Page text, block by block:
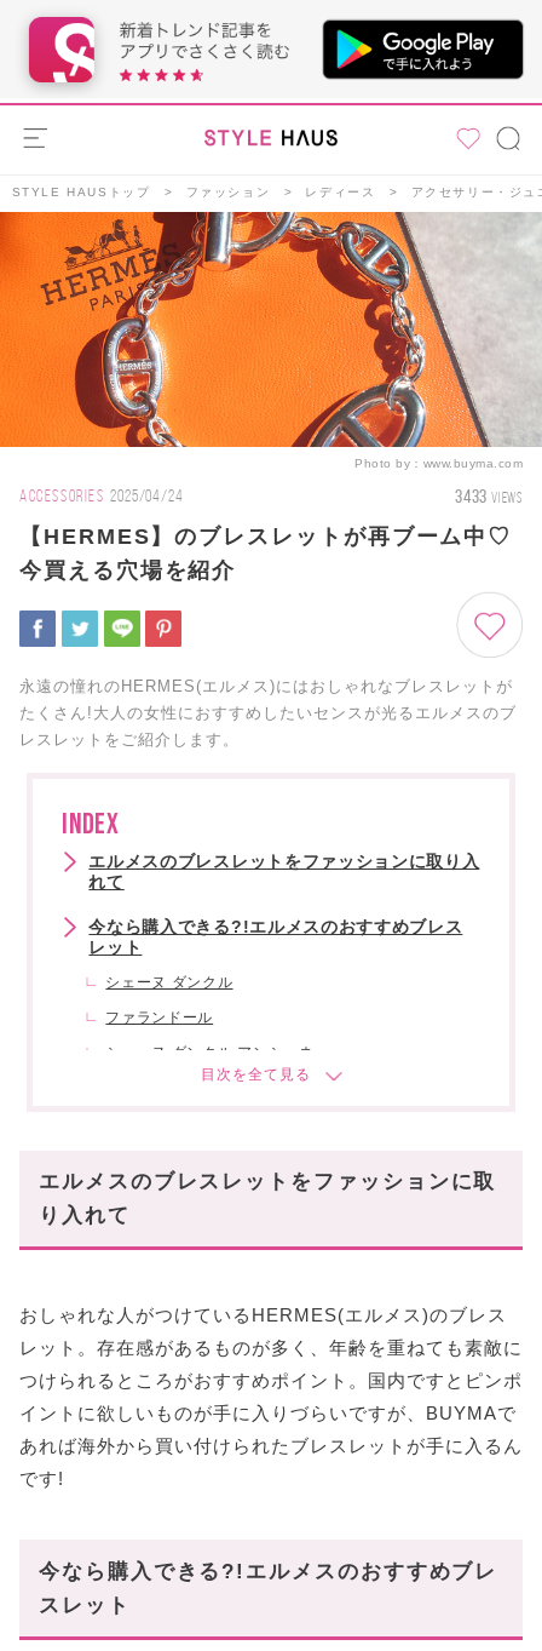
STYLE HAUSトップ ファッション レディース アクセサリー・ジュ
Photo by： www.buyma.com
ACCESSORIES 2025/04/24 3433 VIEWS
【HERMES】のブレスレットが再ブーム中♡
今買える穴場を紹介
永遠の憧れのHERMES(エルメス)にはおしゃれなブレスレットが
たくさん!大人の女性におすすめしたいセンスが光るエルメスのブ
レスレットをご紹介します。
INDEX
エルメスのブレスレットをファッションに取り入
れて
今なら購入できる?!エルメスのおすすめブレス
レット
シェーヌ ダンクル
ファランドール
シェーヌ ダンクル アンシェネ
BEHAPI DOUBLE TOUR
エルメスのブレスレットをファッションに取
り入れて
おしゃれな人がつけているHERMES(エルメス)のブレス
レット。存在感があるものが多く、年齢を重ねても素敵に
つけられるところがおすすめポイント。国内ですとピンポ
イントに欲しいものが手に入りづらいですが、BUYMAで
あれば海外から買い付けられたブレスレットが手に入るん
です!
今なら購入できる?!エルメスのおすすめブレ
スレット